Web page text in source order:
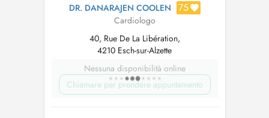
DR. DANARAJEN COOLEN 75
Cardiologo
40, Rue De La Libération,
4210 Esch-sur-Alzette
Nessuna disponibilità online
Chiamare per prendere appuntamento